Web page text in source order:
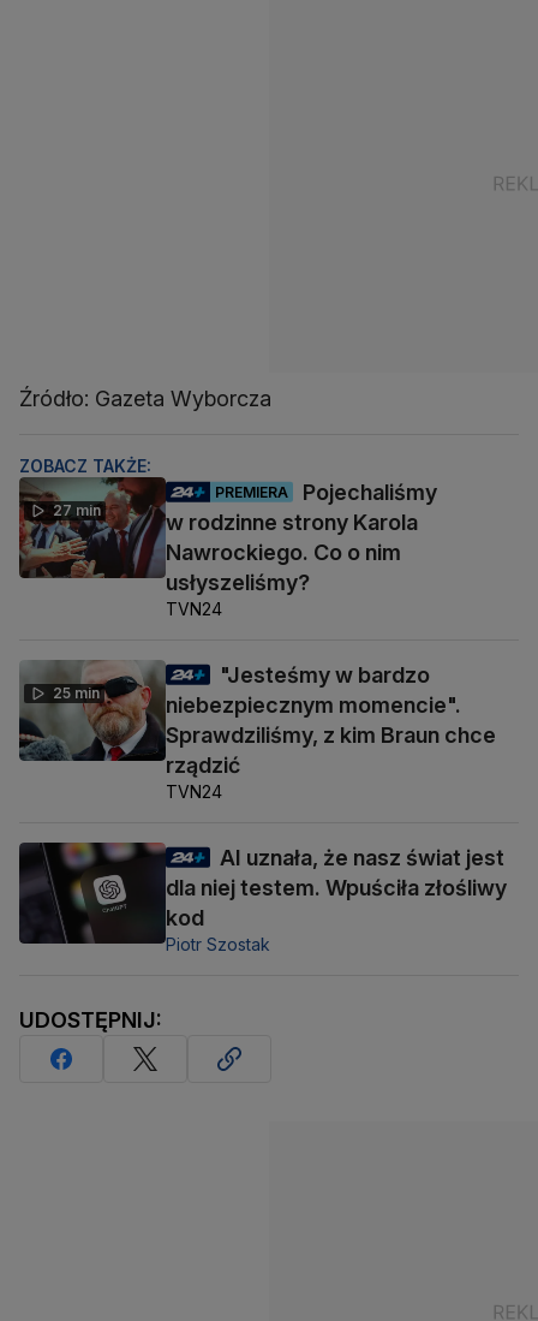
Źródło: Gazeta Wyborcza
ZOBACZ TAKŻE:
27 min
PREMIERA
Pojechaliśmy
w rodzinne strony Karola
Nawrockiego. Co o nim
usłyszeliśmy?
TVN24
25 min
"Jesteśmy w bardzo
niebezpiecznym momencie".
Sprawdziliśmy, z kim Braun chce
rządzić
TVN24
AI uznała, że nasz świat jest
dla niej testem. Wpuściła złośliwy
kod
Piotr Szostak
UDOSTĘPNIJ: